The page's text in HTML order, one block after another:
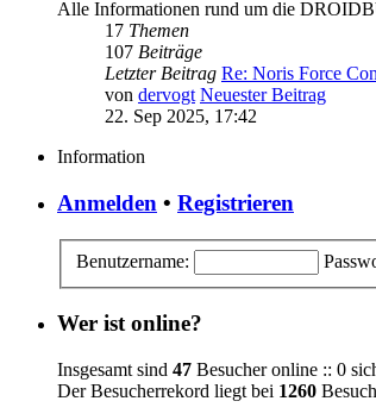
Alle Informationen rund um die
17 Themen
107 Beiträge
Letzter Beitrag Re: Noris Force
von dervogt Neuester Beitrag
22. Sep 2025, 17:42
Information
Anmelden • Registrieren
Benutzername:
Wer ist online?
Insgesamt sind 47 Besucher online :: 0
Der Besucherrekord liegt bei 1260